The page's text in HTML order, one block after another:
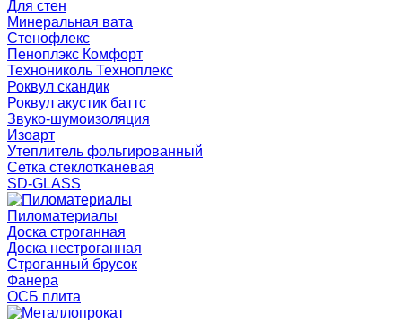
Для стен
Минеральная вата
Стенофлекс
Пеноплэкс Комфорт
Технониколь Техноплекс
Роквул скандик
Роквул акустик баттс
Звуко-шумоизоляция
Изоарт
Утеплитель фольгированный
Сетка стеклотканевая
SD-GLASS
Пиломатериалы
Доска строганная
Доска нестроганная
Строганный брусок
Фанера
ОСБ плита